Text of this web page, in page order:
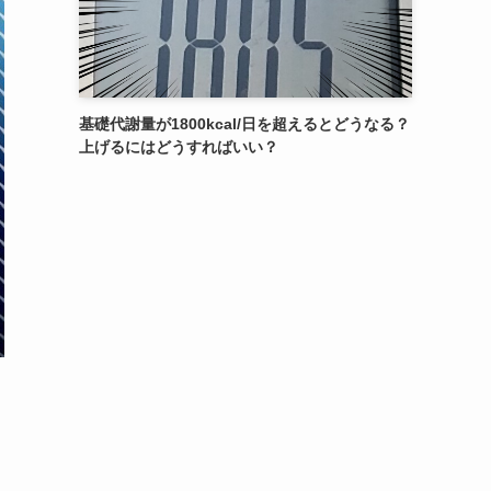
基礎代謝量が1800kcal/日を超えるとどうなる？
上げるにはどうすればいい？